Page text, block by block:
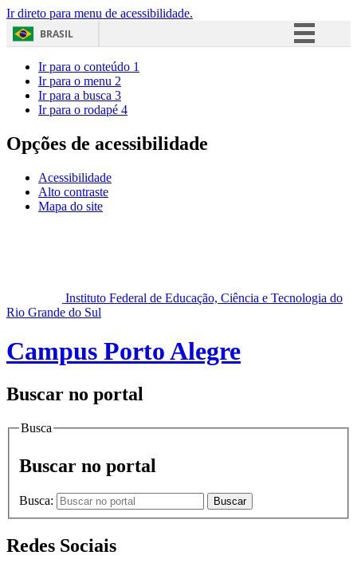
Ir direto para menu de acessibilidade.
BRASIL
Acesso à informação
Ir para o conteúdo 1
Ir para o menu 2
Ir para a busca 3
Ir para o rodapé 4
Opções de acessibilidade
Acessibilidade
Alto contraste
Mapa do site
Instituto Federal de Educação, Ciência e Tecnologia do
Rio Grande do Sul
Campus Porto Alegre
Buscar no portal
Busca
Buscar no portal
Busca: Buscar
Redes Sociais